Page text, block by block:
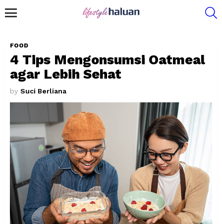
FOOD
4 Tips Mengonsumsi Oatmeal
agar Lebih Sehat
by Suci Berliana